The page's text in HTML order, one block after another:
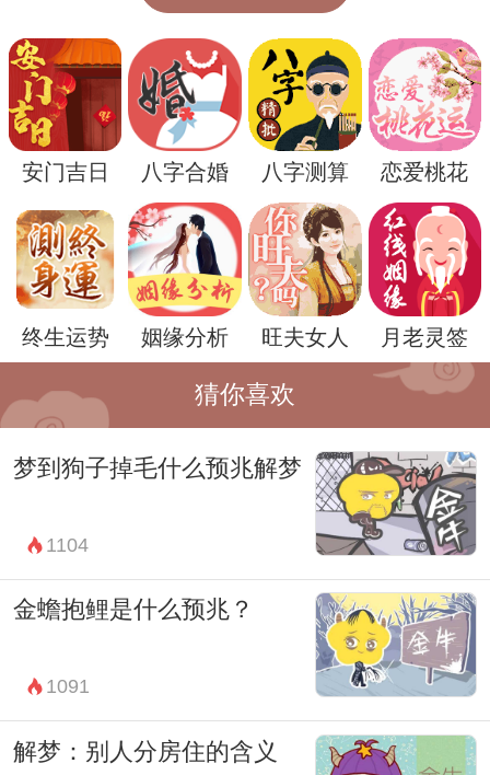
要梦境者去面对和解决。
此外，军医打仗还可以被解读为一种对于疾
病和健康的隐喻。军医所承担的责任是保护
士兵的健康，因此梦到军医打仗也可以被理
解为梦境者对于自身健康状况的关注和担
忧。也可能是梦境者对于身边亲人或朋友的
健康状况有所担忧，需要引起重视和关心。
总的来说，梦到军医打仗可能意味着梦境者
内心的焦虑和不安，对于生活中某种压力和
担忧。在面对这样的梦境时，梦境者可以通
过调整自己的心态，寻求帮助和支持，以及
关注自身和他人的健康状况来解决内心的焦
虑和担忧。
安门吉日 八字合婚 八字测算 恋爱桃花
终生运势 姻缘分析 旺夫女人 月老灵签
猜你喜欢
梦到狗子掉毛什么预兆解梦
1104
金蟾抱鲤是什么预兆？
1091
解梦：别人分房住的含义